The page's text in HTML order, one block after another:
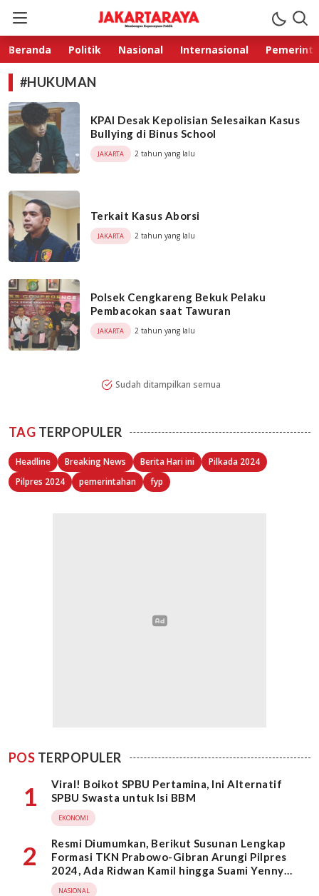
Jakarta Raya
Membangun Kepercayaan Publik
Beranda Politik Nasional Internasional
#HUKUMAN
KPAI Desak Kepolisian Selesaikan Kasus
Bullying di Binus School
JAKARTA 2 tahun yang lalu
Terkait Kasus Aborsi
JAKARTA 2 tahun yang lalu
Polsek Cengkareng Bekuk Pelaku
Pembacokan saat Tawuran
JAKARTA 2 tahun yang lalu
Sudah ditampilkan semua
TAG TERPOPULER
Headline Breaking News Berita Hari ini
Pilkada 2024
Pilpres 2024
pemerintahan fyp
POS TERPOPULER
1
Viral! Boikot SPBU Pertamina, Ini Alternatif
SPBU Swasta untuk Isi BBM
EKONOMI
2
Resmi Diumumkan, Berikut Susunan Lengkap
Formasi TKN Prabowo-Gibran Arungi Pilpres
2024, Ada Ridwan Kamil hingga Suami Yenny
Wahid
NASIONAL